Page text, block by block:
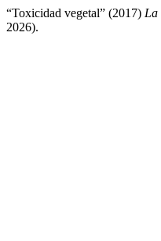
“Toxicidad vegetal” (2017) La
2026).